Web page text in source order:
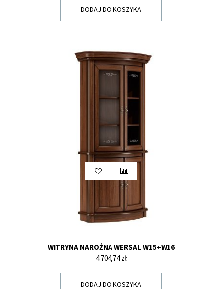
DODAJ DO KOSZYKA
WITRYNA NAROŻNA WERSAL W15+W16
Cena
4 704,74 zł
DODAJ DO KOSZYKA